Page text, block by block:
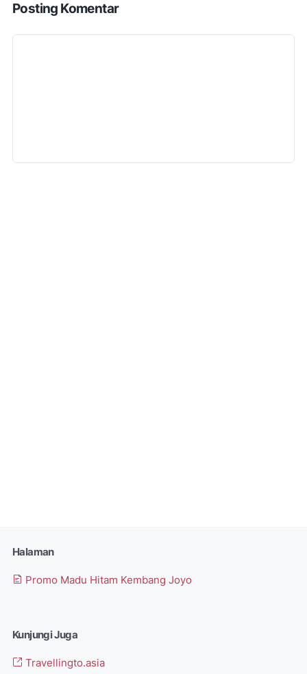
Posting Komentar
Halaman
Promo Madu Hitam Kembang Joyo
Kunjungi Juga
Travellingto.asia